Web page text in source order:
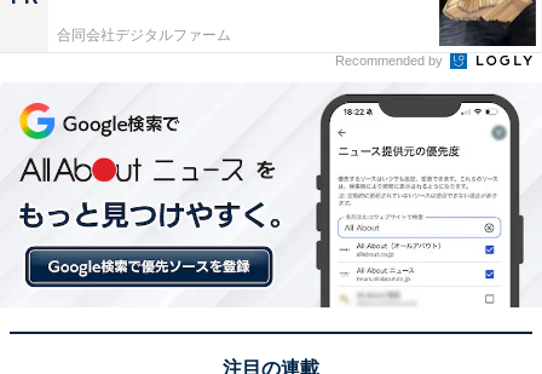
ナチュラルでした（35歳女性）」「意識せずにスッと入
ってきたように感じたから（31歳男性）」「無口で背中
で語る感じがとても良かった（46歳女性）」など、医師
としての立ち居振る舞いが自然で違和感がなかったとの
＞次ページ：8位までのランキング結果を見る
合同会社デジタルファーム
Recommended by
注目の連載